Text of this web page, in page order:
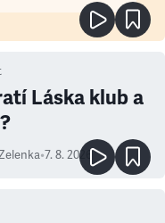
Láska klub a
•7. 8. 2026